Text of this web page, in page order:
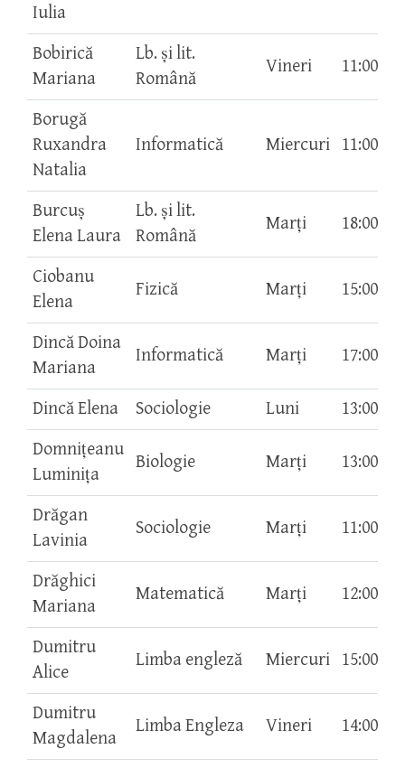
Iulia
Bobirică
Mariana
Lb. și lit.
Română
Vineri 11:00-
Borugă
Ruxandra
Natalia
Informatică Miercuri 11:00-
Burcuș
Elena Laura
Lb. și lit.
Română
Marți 18:00-
Ciobanu
Elena
Fizică Marți 15:00-
Dincă Doina
Mariana
Informatică Marți 17:00-
Dincă Elena Sociologie Luni
13:00-
Domnițeanu
Luminița
Biologie Marți 13:00-
Drăgan
Lavinia
Sociologie Marți 11:00-
Drăghici
Mariana
Matematică Marți 12:00-
Dumitru
Alice
Limba engleză Miercuri 15:00-
Dumitru
Magdalena
Limba Engleza Vineri 14:00-